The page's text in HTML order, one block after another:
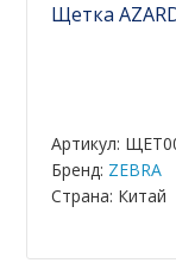
Щетка
Артикул:
Бренд: ZEBRA
Страна: Китай